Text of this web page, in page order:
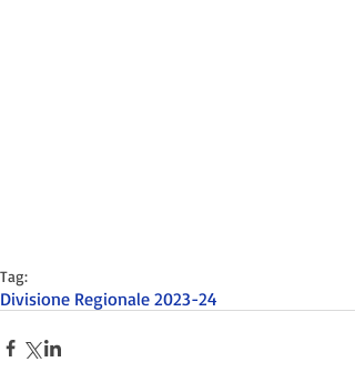
Tag:
Divisione Regionale 2023-24